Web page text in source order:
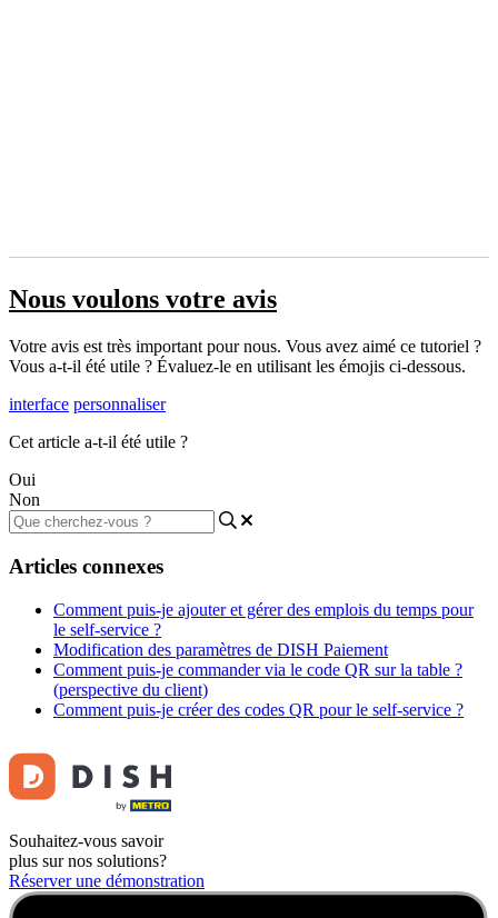
Nous voulons votre avis
Votre avis est très important pour nous. Vous avez aimé ce tutoriel ?
Vous a-t-il été utile ? Évaluez-le en utilisant les émojis ci-dessous.
interface personnaliser
Cet article a-t-il été utile ?
Oui
Non
Articles connexes
Comment puis-je ajouter et gérer des emplois du temps pour
le self-service ?
Modification des paramètres de DISH Paiement
Comment puis-je commander via le code QR sur la table ?
(perspective du client)
Comment puis-je créer des codes QR pour le self-service ?
Souhaitez-vous savoir
plus sur nos solutions?
Réserver une démonstration